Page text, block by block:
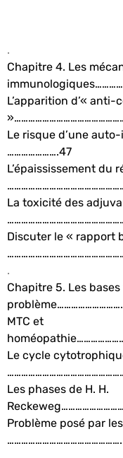
.
Chapitre 4. Les
L’apparition d’«
Le risque d’une
………………….47
L’épaississement du
La toxicité des
Discuter le « rapport
.
Chapitre 5. Les
MTC et
Le cycle
Les phases de H. H.
Problème posé par